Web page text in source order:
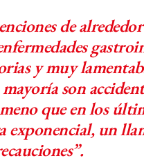
de
y muy
son
que en los
exponencial, un